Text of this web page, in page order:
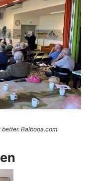
better. Balbooa.com